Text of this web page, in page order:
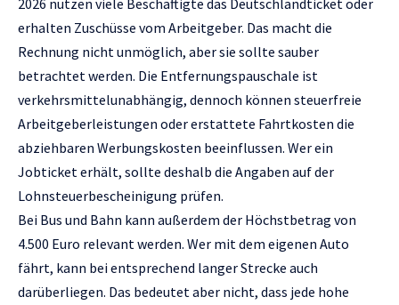
erhalten Zuschüsse vom Arbeitgeber. Das macht die
Rechnung nicht unmöglich, aber sie sollte sauber
betrachtet werden. Die Entfernungspauschale ist
verkehrsmittelunabhängig, dennoch können steuerfreie
Arbeitgeberleistungen oder erstattete Fahrtkosten die
abziehbaren Werbungskosten beeinflussen. Wer ein
Jobticket erhält, sollte deshalb die Angaben auf der
Lohnsteuerbescheinigung prüfen.
Bei Bus und Bahn kann außerdem der Höchstbetrag von
4.500 Euro relevant werden. Wer mit dem eigenen Auto
fährt, kann bei entsprechend langer Strecke auch
darüberliegen. Das bedeutet aber nicht, dass jede hohe